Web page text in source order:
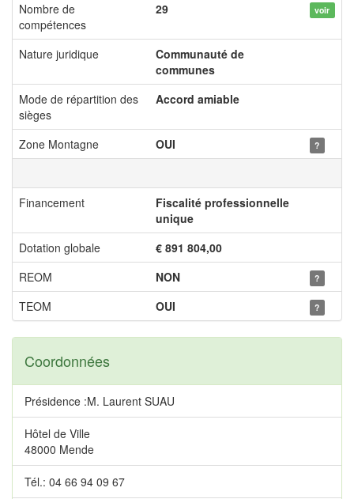
Nombre de
compétences
29 voir
Nature juridique
Communauté de
communes
Mode de répartition des
sièges
Accord amiable
Zone Montagne OUI ?
Financement
Fiscalité professionnelle
unique
Dotation globale
€ 891 804,00
REOM
NON ?
TEOM OUI ?
Coordonnées
Présidence :M. Laurent SUAU
Hôtel de Ville
48000 Mende
Tél.: 04 66 94 09 67